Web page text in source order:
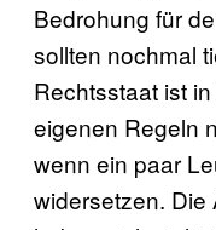
Bedrohung für
sollten nochmal
Rechtsstaat ist
eigenen Regeln
wenn ein paar
widersetzen. Die